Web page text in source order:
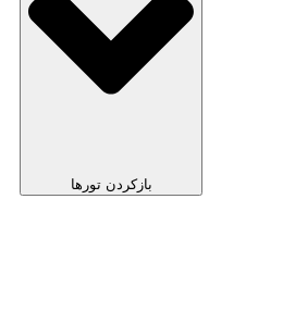
بازکردن تورها